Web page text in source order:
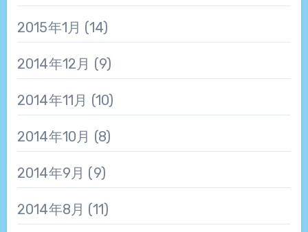
2015年1月 (14)
2014年12月 (9)
2014年11月 (10)
2014年10月 (8)
2014年9月 (9)
2014年8月 (11)